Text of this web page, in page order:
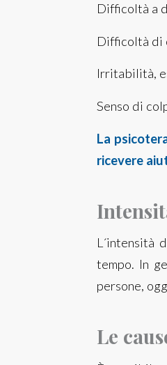
Difficoltà a
Difficoltà di
Irritabilità,
Senso di
La
ricevere
L´intensità
tempo. In
persone,
Le